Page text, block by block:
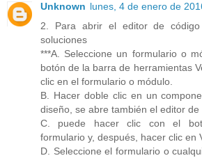
Unknown lunes, 4 de enero de
2. Para abrir el editor de código
soluciones
***A. Seleccione un formulario o
botón de la barra de herramientas
clic en el formulario o módulo.
B. Hacer doble clic en un
diseño, se abre también el editor de
C. puede hacer clic con el
formulario y, después, hacer clic en
D. Seleccione el formulario o